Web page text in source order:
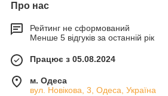
Про нас
Рейтинг не сформований
Менше 5 відгуків за останній рік
Працює з 05.08.2024
м. Одеса
вул. Новікова, 3, Одеса, Україна